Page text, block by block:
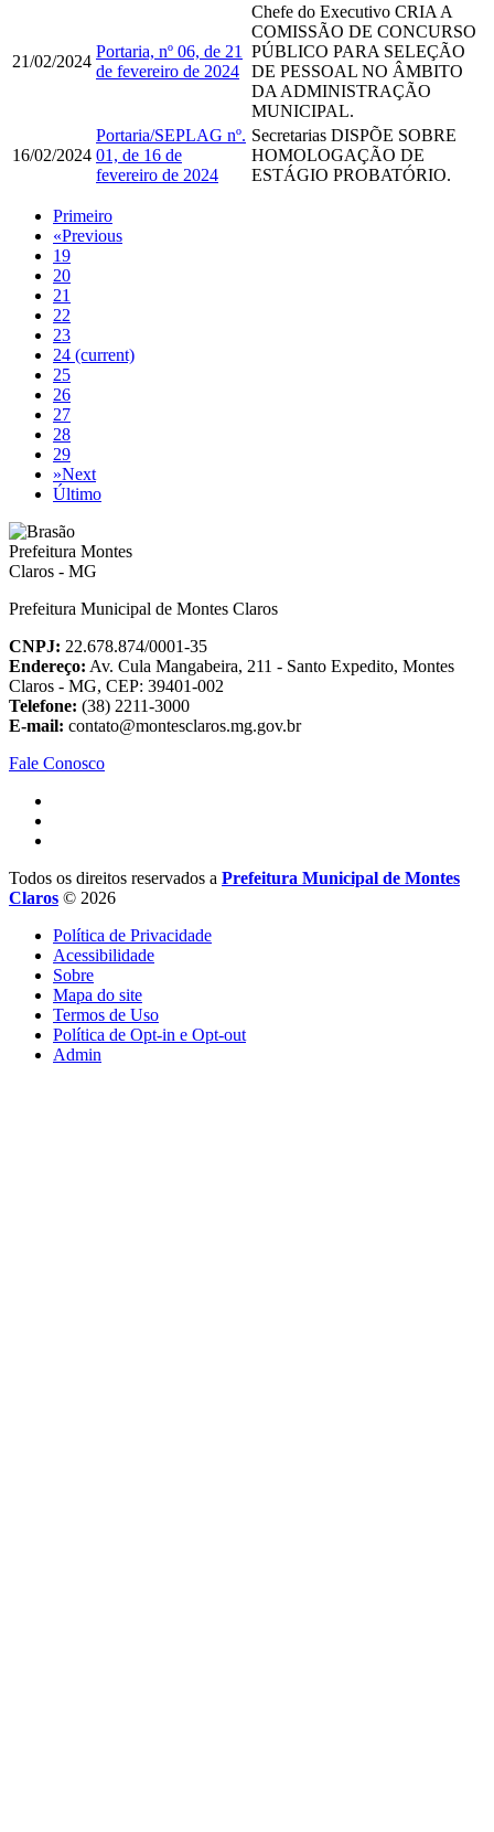
21/02/2024
Portaria, nº 06, de 21
de fevereiro de 2024
Chefe do Executivo ​​​​​​​CRIA A
COMISSÃO DE CONCURSO
PÚBLICO PARA SELEÇÃO
DE PESSOAL NO ÂMBITO
DA ADMINISTRAÇÃO
MUNICIPAL.
16/02/2024
Portaria/SEPLAG nº.
01, de 16 de
fevereiro de 2024
Secretarias DISPÕE SOBRE
HOMOLOGAÇÃO DE
ESTÁGIO PROBATÓRIO.
Primeiro
«Previous
19
20
21
22
23
24 (current)
25
26
27
28
29
»Next
Último
Prefeitura Municipal de Montes Claros
CNPJ: 22.678.874/0001-35
Endereço: Av. Cula Mangabeira, 211 - Santo Expedito, Montes
Claros - MG, CEP: 39401-002
Telefone: (38) 2211-3000
E-mail: contato@montesclaros.mg.gov.br
Fale Conosco
Todos os direitos reservados a Prefeitura Municipal de Montes
Claros © 2026
Política de Privacidade
Acessibilidade
Sobre
Mapa do site
Termos de Uso
Política de Opt-in e Opt-out
Admin